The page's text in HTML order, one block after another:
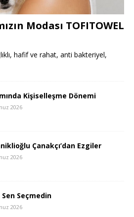
Modası TOFITOWEL
hafif ve rahat, anti bakteriyel,
Kişiselleşme Dönemi
2026
Çanakçı’dan Ezgiler
2026
Sen Seçmedin
2026